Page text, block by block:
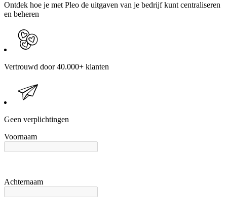
Ontdek hoe je met Pleo de uitgaven van je bedrijf kunt centraliseren
en beheren
Vertrouwd door 40.000+ klanten
Geen verplichtingen
Voornaam
Achternaam